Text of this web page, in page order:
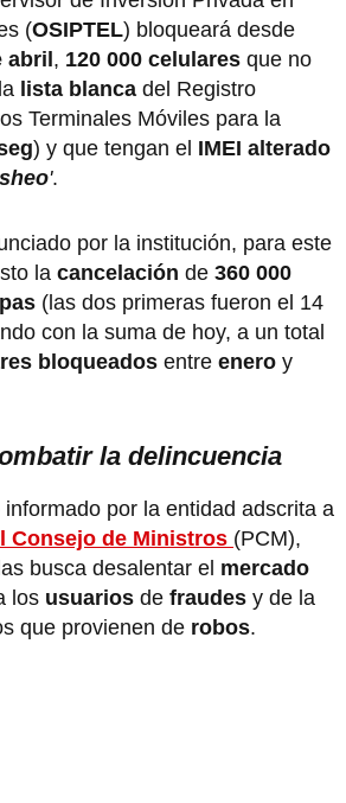
(OSIPTEL) bloqueará desde
abril, 120 000 celulares que no
lista blanca del Registro
Terminales Móviles para la
) y que tengan el IMEI alterado
'.
por la institución, para este
la cancelación de 360 000
(las dos primeras fueron el 14
con la suma de hoy, a un total
bloqueados entre enero y
la delincuencia
por la entidad adscrita a
Consejo de Ministros (PCM),
busca desalentar el mercado
los usuarios de fraudes y de la
que provienen de robos.